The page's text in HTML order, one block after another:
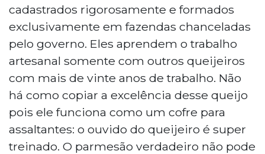
cadastrados rigorosamente e formados
exclusivamente em fazendas chanceladas
pelo governo. Eles aprendem o trabalho
artesanal somente com outros queijeiros
com mais de vinte anos de trabalho. Não
há como copiar a excelência desse queijo
pois ele funciona como um cofre para
assaltantes: o ouvido do queijeiro é super
treinado. O parmesão verdadeiro não pode